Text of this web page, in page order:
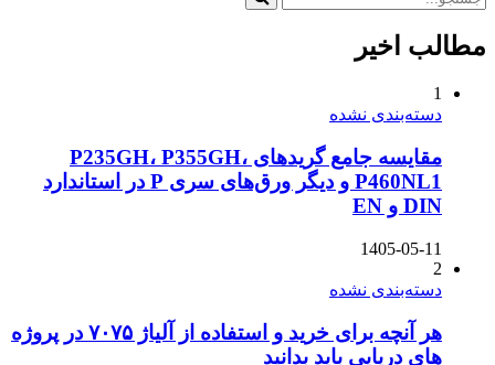
مطالب اخیر
1
دسته‌بندی نشده
مقایسه جامع گریدهای P235GH، P355GH،
P460NL1 و دیگر ورق‌های سری P در استاندارد
DIN و EN
1405-05-11
2
دسته‌بندی نشده
هر آنچه برای خرید و استفاده از آلیاژ ۷۰۷۵ در پروژه
های دریایی باید بدانید